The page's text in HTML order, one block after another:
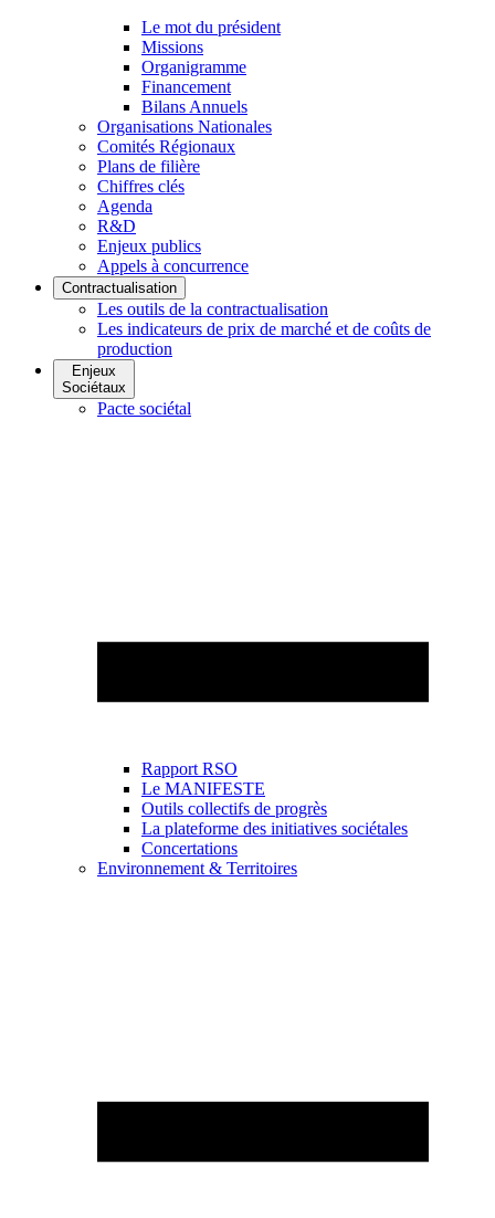
Le mot du président
Missions
Organigramme
Financement
Bilans Annuels
Organisations Nationales
Comités Régionaux
Plans de filière
Chiffres clés
Agenda
R&D
Enjeux publics
Appels à concurrence
Contractualisation
Les outils de la contractualisation
Les indicateurs de prix de marché et de coûts de
production
Enjeux
Sociétaux
Pacte sociétal
Rapport RSO
Le MANIFESTE
Outils collectifs de progrès
La plateforme des initiatives sociétales
Concertations
Environnement & Territoires